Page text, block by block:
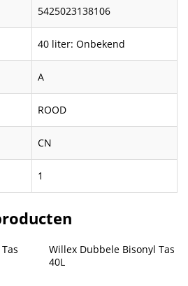
5425023138106
40 liter: Onbekend
A
ROOD
CN
1
Willex Dubbele Bisonyl Tas
40L